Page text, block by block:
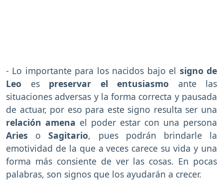
- Lo importante para los nacidos bajo el signo de
Leo es preservar el entusiasmo ante las
situaciones adversas y la forma correcta y pausada
de actuar, por eso para este signo resulta ser una
relación amena el poder estar con una persona
Aries oSagitario, pues podrán brindarle la
emotividad de la que a veces carece su vida y una
forma más consiente de ver las cosas. En pocas
palabras, son signos que los ayudarán a crecer.